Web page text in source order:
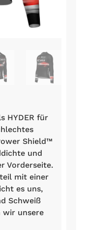
HYDER für
Shield™
und
Vorderseite.
mit einer
es uns,
Schweiß
wir unsere